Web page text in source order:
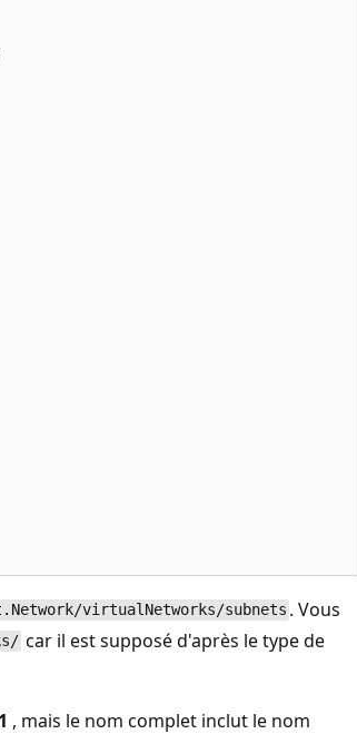
virtualNetworks/subnets . Vous
car il est supposé d'après le type de
, mais le nom complet inclut le nom